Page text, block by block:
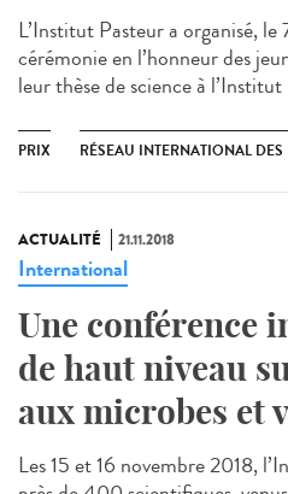
L’Institut Pasteur a organisé,
cérémonie en l’honneur des
leur thèse de science à
PRIX RÉSEAU INTERNATIONAL DES
ACTUALITÉ 21.11.2018
International
Une conférence
de haut niveau
aux microbes et
Les 15 et 16 novembre 2018,